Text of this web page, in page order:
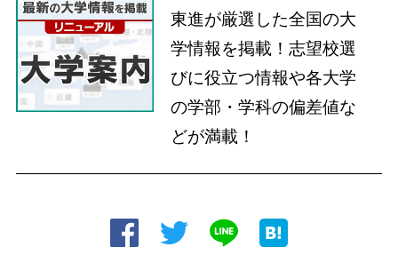
東進が厳選した全国の大
学情報を掲載！志望校選
びに役立つ情報や各大学
の学部・学科の偏差値な
どが満載！